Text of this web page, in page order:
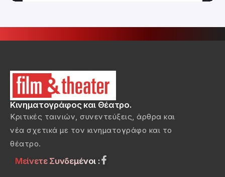
Κινηματογράφος και Θέατρο.
Κριτικές ταινιών, συνεντεύξεις, άρθρα και
νέα σχετικά με τον κινηματογράφο και το
θέατρο.
Μείνετε Συνδεμένοι :